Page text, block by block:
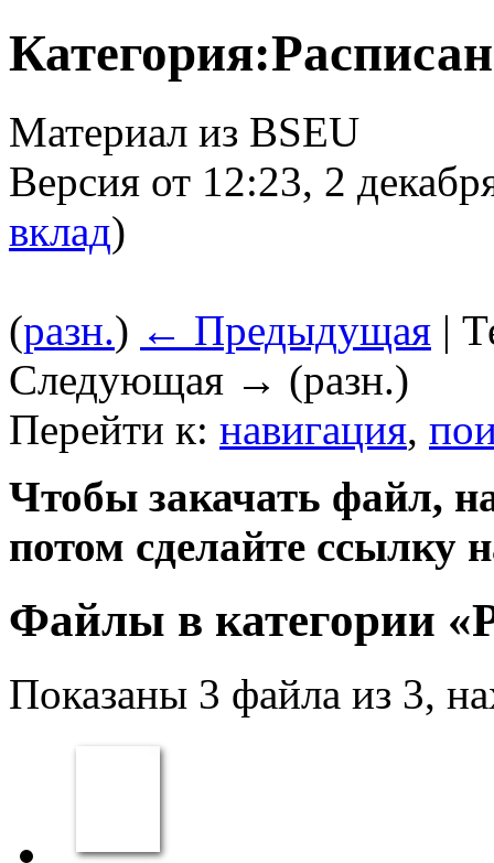
Материал из BSEU
Версия от 12:23, 2
вклад)
(разн.) ← Предыдущая |
Следующая → (разн.)
Перейти к: навигация,
Чтобы закачать файл,
потом сделайте ссылку
Файлы в категории
Показаны 3 файла из 3,